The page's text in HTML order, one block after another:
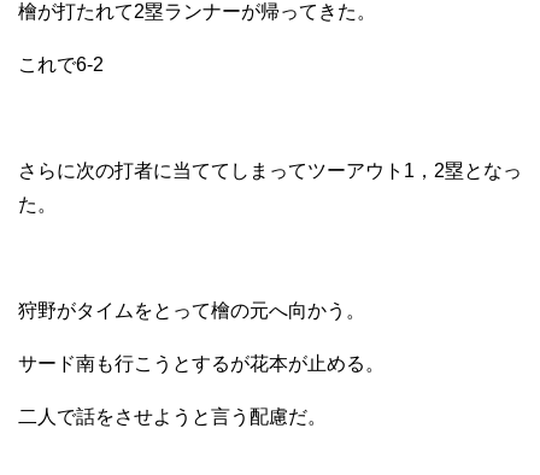
檜が打たれて2塁ランナーが帰ってきた。
これで6-2
さらに次の打者に当ててしまってツーアウト1，2塁となっ
た。
狩野がタイムをとって檜の元へ向かう。
サード南も行こうとするが花本が止める。
二人で話をさせようと言う配慮だ。